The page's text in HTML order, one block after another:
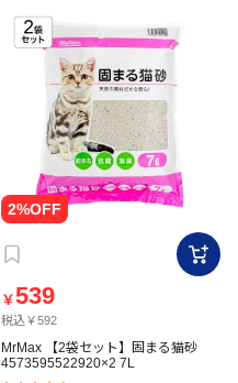
￥539
税込￥592
MrMax 【2袋セット】固まる猫砂
4573595522920×2 7L